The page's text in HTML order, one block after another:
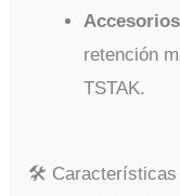
retención
TSTAK.
🛠️ Características